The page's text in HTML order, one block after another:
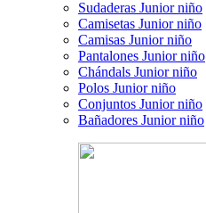
Sudaderas Junior niño
Camisetas Junior niño
Camisas Junior niño
Pantalones Junior niño
Chándals Junior niño
Polos Junior niño
Conjuntos Junior niño
Bañadores Junior niño